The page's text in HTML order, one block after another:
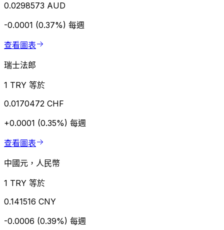
0.0298573 AUD
-0.0001 (0.37%) 每週
查看圖表
瑞士法郎
1 TRY 等於
0.0170472 CHF
+0.0001 (0.35%) 每週
查看圖表
中國元，人民幣
1 TRY 等於
0.141516 CNY
-0.0006 (0.39%) 每週